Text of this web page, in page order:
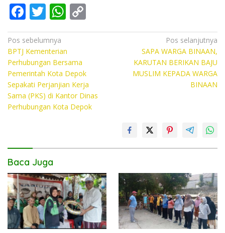
F
ac
e
b
o
o
k
T
w
itt
er
W
h
s
A
p
p
o
Li
n
k
Navigasi
pos
Pos sebelumnya
BPTJ Kementerian
Perhubungan Bersama
Pemerintah Kota Depok
Sepakati Perjanjian Kerja
Sama (PKS) di Kantor Dinas
Perhubungan Kota Depok
Pos selanjutnya
SAPA WARGA BINAAN,
KARUTAN BERIKAN BAJU
MUSLIM KEPADA WARGA
BINAAN
Baca Juga